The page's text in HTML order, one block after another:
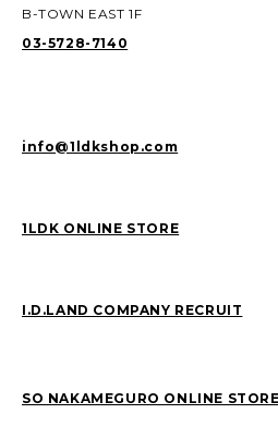
B-TOWN EAST 1F
03-5728-7140
info@1ldkshop.com
1LDK ONLINE STORE
I.D.LAND COMPANY RECRUIT
SO NAKAMEGURO ONLINE STORE